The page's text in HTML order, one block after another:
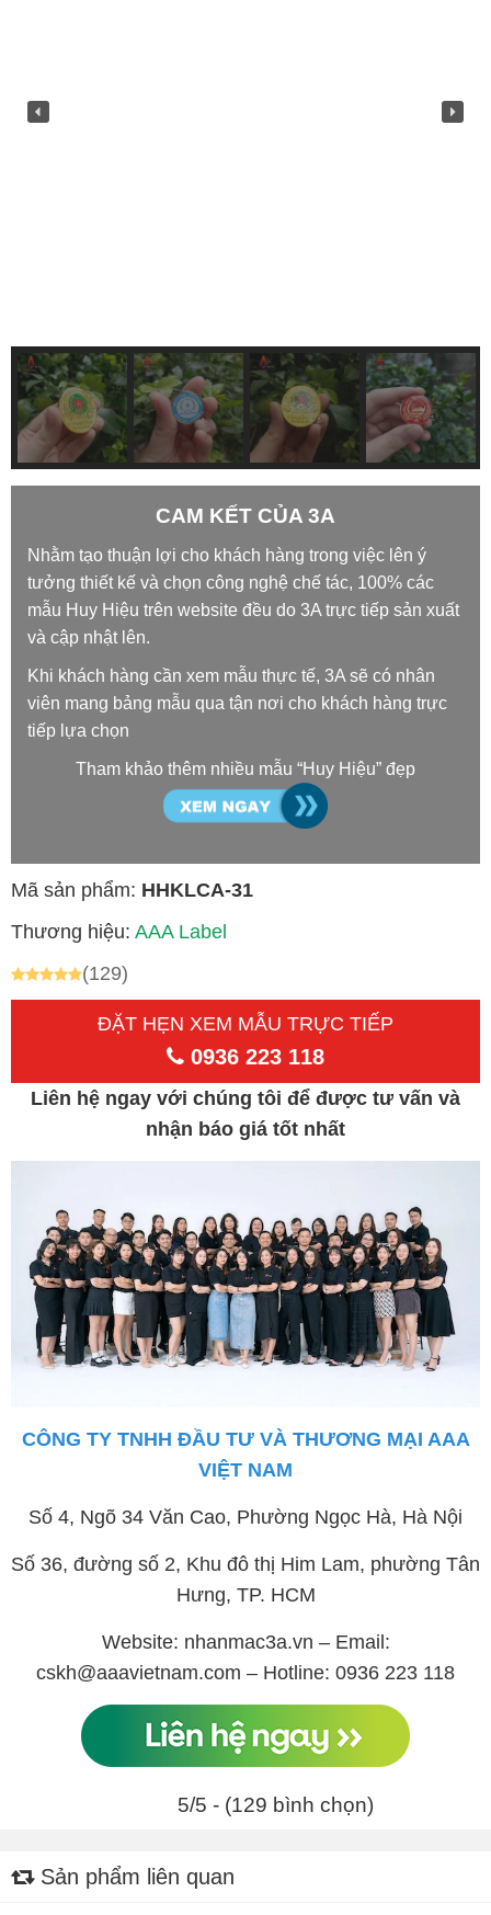
CAM KẾT CỦA 3A
Nhằm tạo thuận lợi cho khách hàng trong việc lên ý
tưởng thiết kế và chọn công nghệ chế tác, 100% các
mẫu Huy Hiệu trên website đều do 3A trực tiếp sản xuất
và cập nhật lên.
Khi khách hàng cần xem mẫu thực tế, 3A sẽ có nhân
viên mang bảng mẫu qua tận nơi cho khách hàng trực
tiếp lựa chọn
Tham khảo thêm nhiều mẫu “Huy Hiệu” đẹp
Mã sản phẩm: HHKLCA-31
Thương hiệu: AAA Label
(129)
ĐẶT HẸN XEM MẪU TRỰC TIẾP
0936 223 118
Liên hệ ngay với chúng tôi để được tư vấn và
nhận báo giá tốt nhất
CÔNG TY TNHH ĐẦU TƯ VÀ THƯƠNG MẠI AAA
VIỆT NAM
Số 4, Ngõ 34 Văn Cao, Phường Ngọc Hà, Hà Nội
Số 36, đường số 2, Khu đô thị Him Lam, phường Tân
Hưng, TP. HCM
Website: nhanmac3a.vn – Email:
cskh@aaavietnam.com – Hotline: 0936 223 118
5/5 - (129 bình chọn)
Sản phẩm liên quan